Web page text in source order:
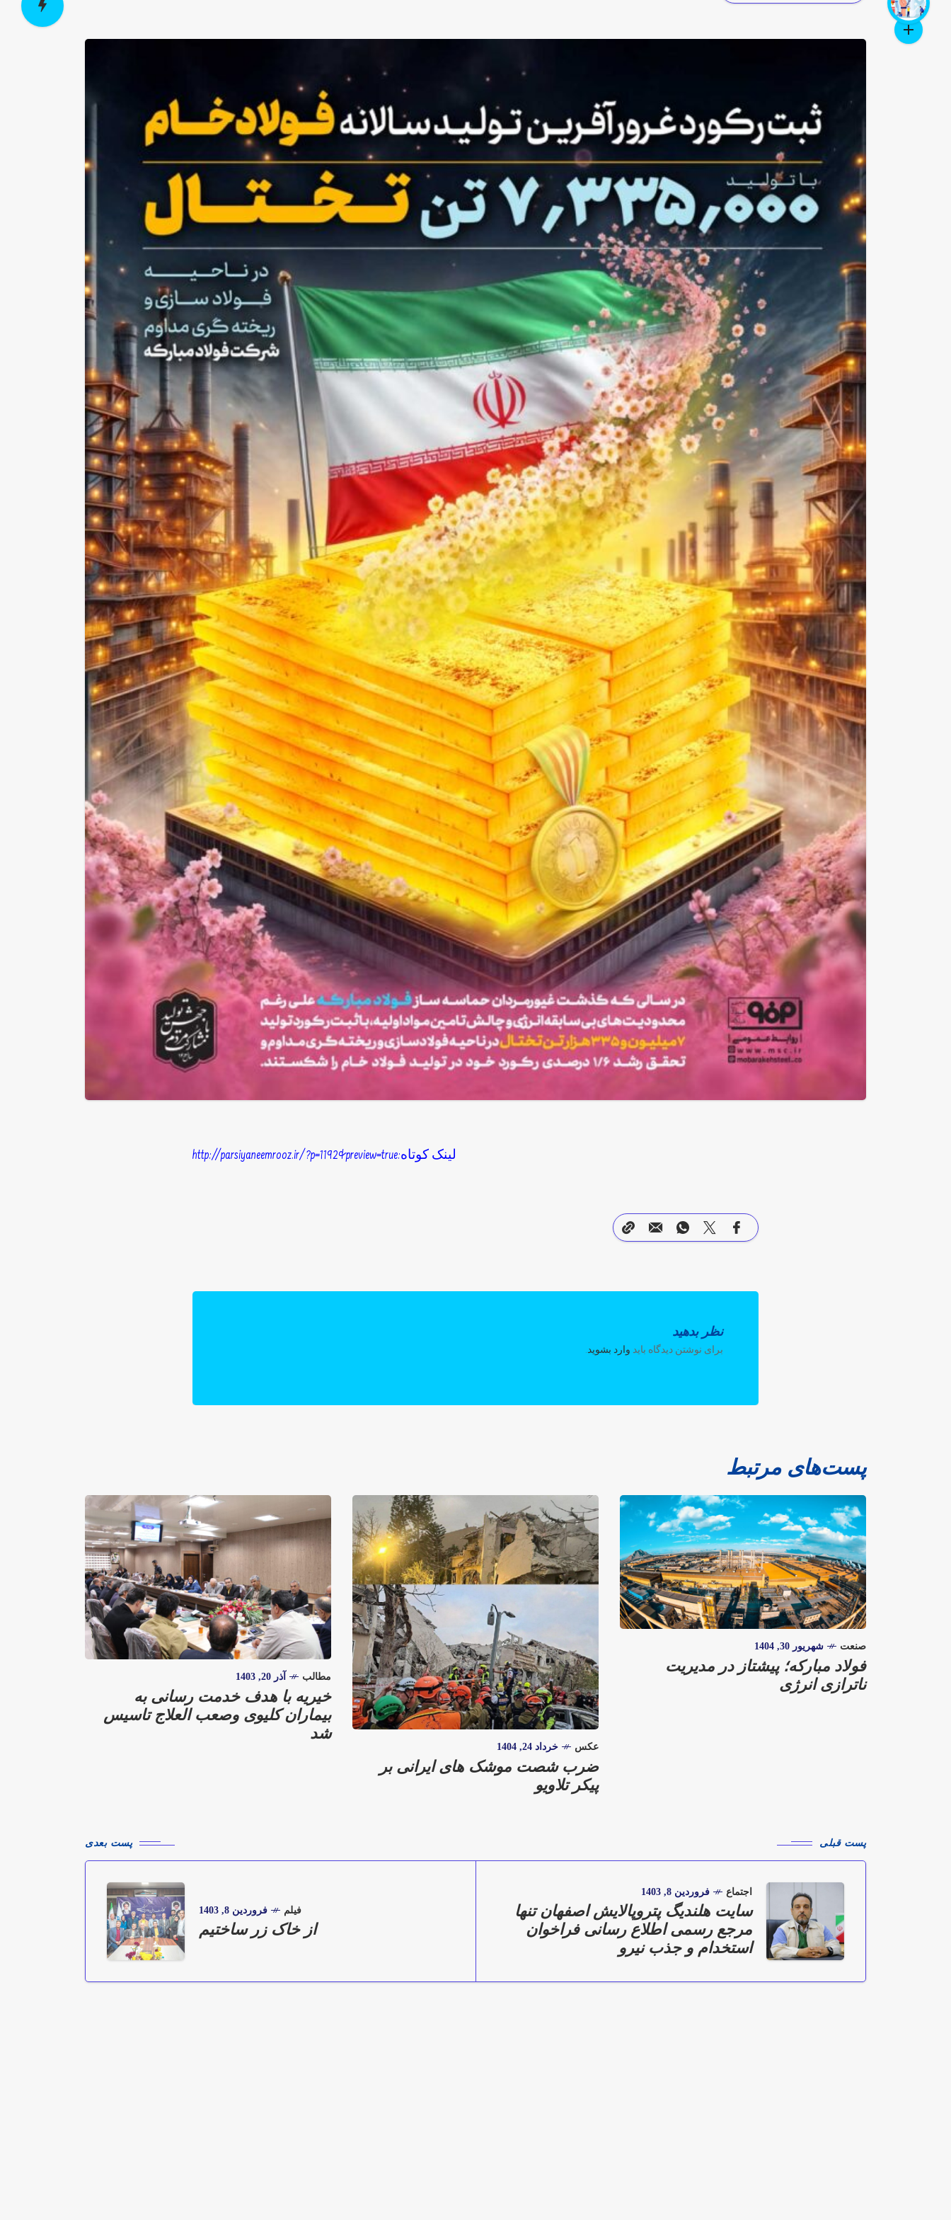
لینک کوتاه:http://parsiyaneemrooz.ir/?p=1192&preview=true
نظر بدهید
برای نوشتن دیدگاه باید وارد بشوید.
پست‌های مرتبط
صنعت شهریور 30, 1404
فولاد مبارکه؛ پیشتاز در مدیریت
ناترازی انرژی
عکس خرداد 24, 1404
ضرب شصت موشک های ایرانی بر
پیکر تلاویو
مطالب آذر 20, 1403
خیریه با هدف خدمت رسانی به
بیماران کلیوی وصعب العلاج تاسیس
شد
پست قبلی پست بعدی
اجتماع فروردین 8, 1403
سایت هلندیگ پتروپالایش اصفهان تنها
مرجع رسمی اطلاع رسانی فراخوان
استخدام و جذب نیرو
فیلم فروردین 8, 1403
از خاک زر ساختیم